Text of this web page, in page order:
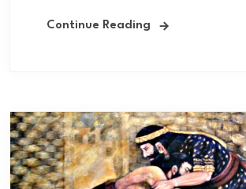
Continue Reading